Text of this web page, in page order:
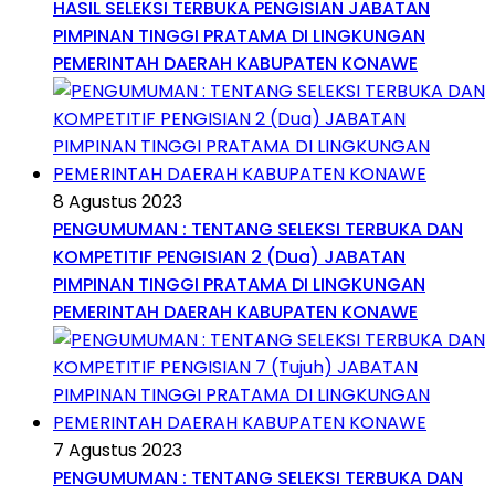
HASIL SELEKSI TERBUKA PENGISIAN JABATAN
PIMPINAN TINGGI PRATAMA DI LINGKUNGAN
PEMERINTAH DAERAH KABUPATEN KONAWE
8 Agustus 2023
PENGUMUMAN : TENTANG SELEKSI TERBUKA DAN
KOMPETITIF PENGISIAN 2 (Dua) JABATAN
PIMPINAN TINGGI PRATAMA DI LINGKUNGAN
PEMERINTAH DAERAH KABUPATEN KONAWE
7 Agustus 2023
PENGUMUMAN : TENTANG SELEKSI TERBUKA DAN